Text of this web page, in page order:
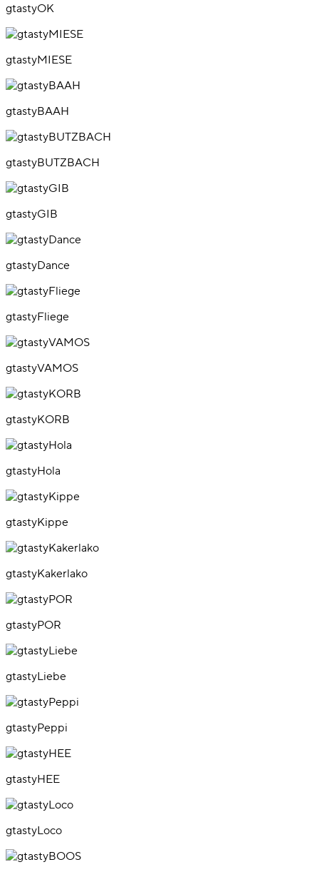
gtastyOK
gtastyMIESE
gtastyBAAH
gtastyBUTZBACH
gtastyGIB
gtastyDance
gtastyFliege
gtastyVAMOS
gtastyKORB
gtastyHola
gtastyKippe
gtastyKakerlako
gtastyPOR
gtastyLiebe
gtastyPeppi
gtastyHEE
gtastyLoco